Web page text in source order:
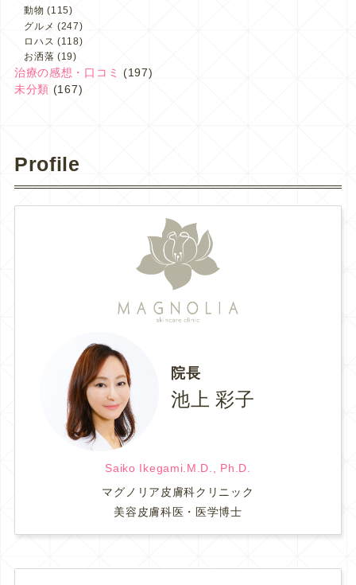
動物 (115)
グルメ (247)
ロハス (118)
お洒落 (19)
治療の感想・口コミ
(197)
未分類 (167)
Profile
院長
池上 彩子
Saiko Ikegami.M.D., Ph.D.
マグノリア皮膚科クリニック
美容皮膚科医・医学博士